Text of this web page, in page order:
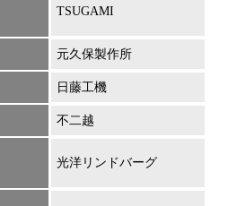
TSUGAMI
元久保製作所
日藤工機
不二越
光洋リンドバーグ